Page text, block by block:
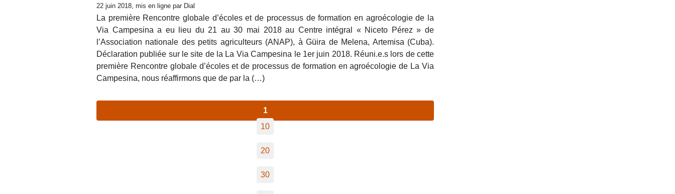
22 juin 2018, mis en ligne par Dial
La première Rencontre globale d’écoles et de processus de formation en agroécologie de la
Via Campesina a eu lieu du 21 au 30 mai 2018 au Centre intégral « Niceto Pérez » de
l’Association nationale des petits agriculteurs (ANAP), à Güira de Melena, Artemisa (Cuba).
Déclaration publiée sur le site de la La Via Campesina le 1er juin 2018. Réuni.e.s lors de cette
première Rencontre globale d’écoles et de processus de formation en agroécologie de La Via
Campesina, nous réaffirmons que de par la (…)
1
10
20
30